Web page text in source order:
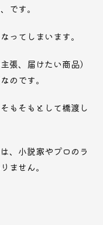
、です。
ってしまいます。
張、届けたい商品）
のです。
もそもとして橋渡し
、小説家やプロのラ
ません。